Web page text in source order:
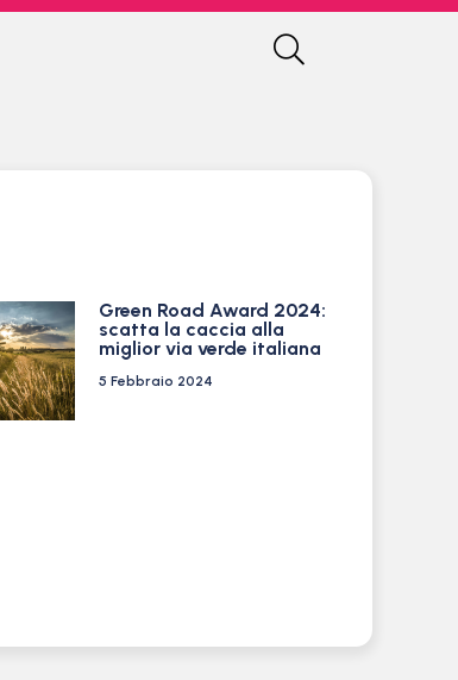
Green Road Award 2024:
scatta la caccia alla
miglior via verde italiana
5 Febbraio 2024